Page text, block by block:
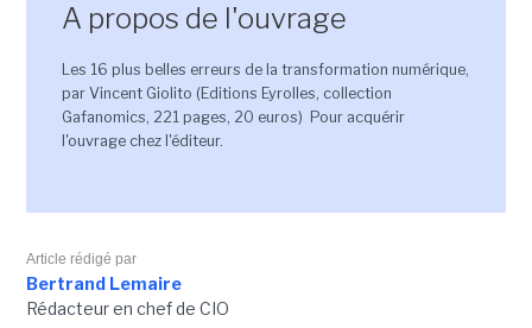
A propos de l'ouvrage
Les 16 plus belles erreurs de la transformation numérique,
par Vincent Giolito (Editions Eyrolles, collection
Gafanomics, 221 pages, 20 euros) Pour acquérir
l'ouvrage chez l'éditeur.
Article rédigé par
Bertrand Lemaire
Rédacteur en chef de CIO